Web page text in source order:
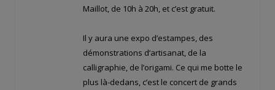
Maillot, de 10h à 20h, et c’est gratuit.
Il y aura une expo d’estampes, des
démonstrations d’artisanat, de la
calligraphie, de l’origami. Ce qui me botte le
plus là-dedans, c’est le concert de grands